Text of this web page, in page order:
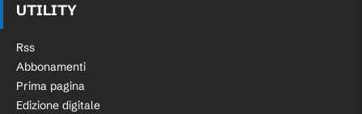
UTILITY
Rss
Abbonamenti
Prima pagina
Edizione digitale